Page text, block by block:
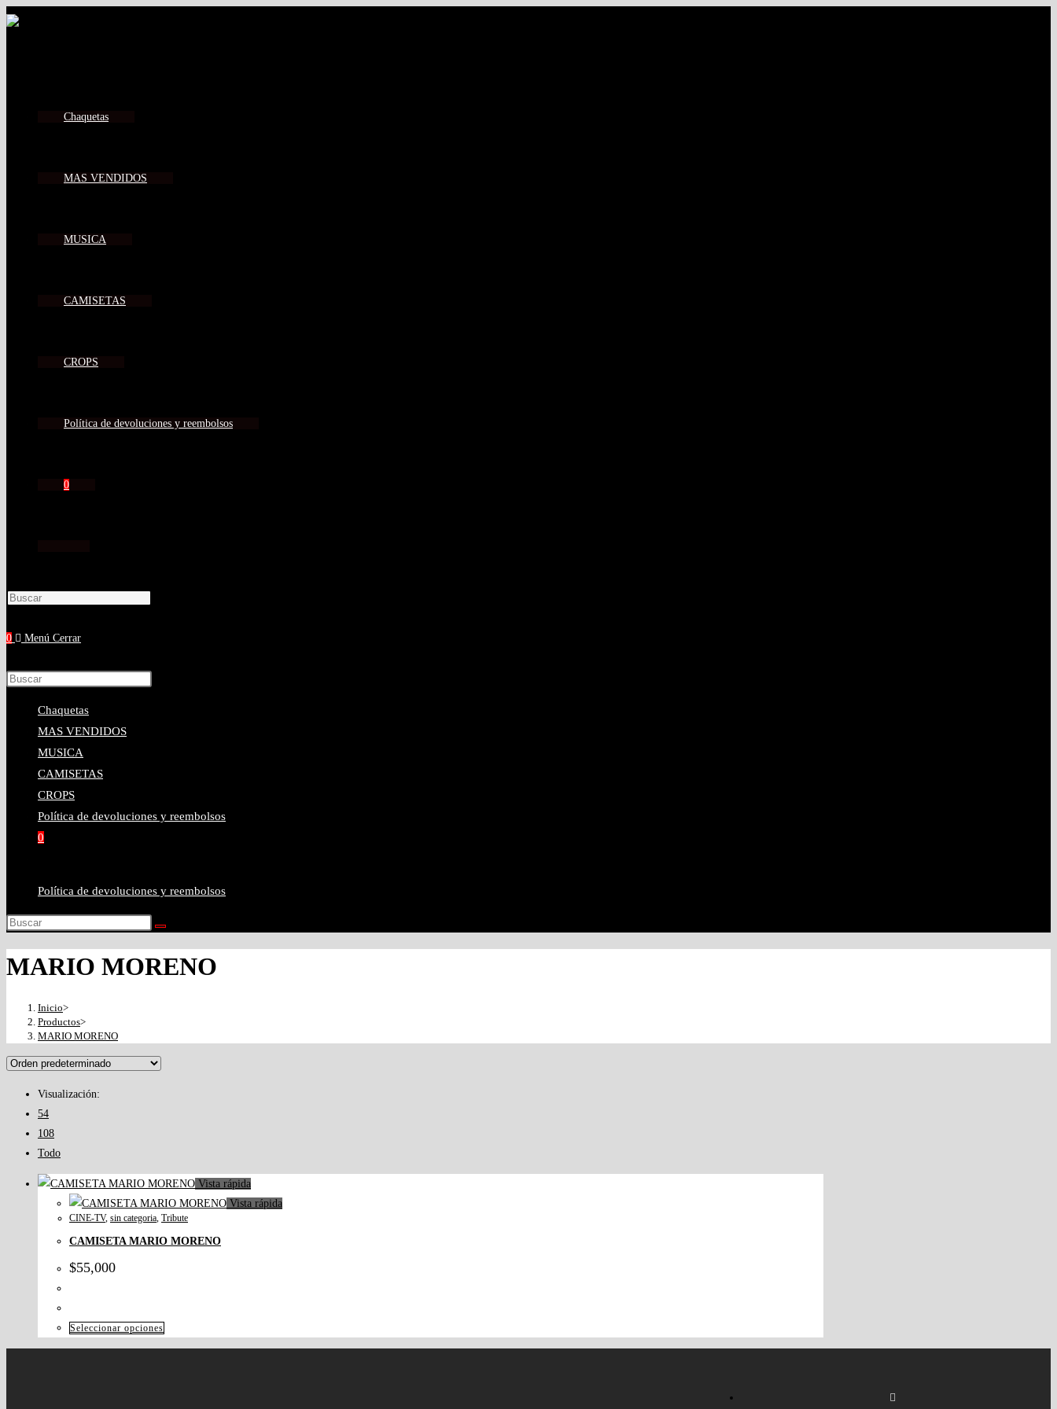
Chaquetas
MAS VENDIDOS
MUSICA
CAMISETAS
CROPS
Política de devoluciones y reembolsos
0
0 Menú Cerrar
Chaquetas
MAS VENDIDOS
MUSICA
CAMISETAS
CROPS
Política de devoluciones y reembolsos
0
Política de devoluciones y reembolsos
MARIO MORENO
Inicio>
Productos>
MARIO MORENO
Visualización:
54
108
Todo
Vista rápida
Vista rápida
CINE-TV, sin categoria, Tribute
CAMISETA MARIO MORENO
$55,000
Seleccionar opciones